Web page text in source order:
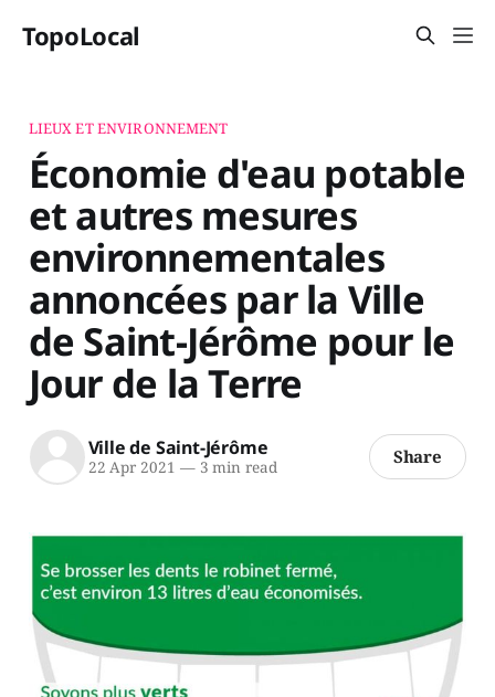
TopoLocal
LIEUX ET ENVIRONNEMENT
Économie d'eau potable
et autres mesures
environnementales
annoncées par la Ville
de Saint-Jérôme pour le
Jour de la Terre
Ville de Saint-Jérôme
22 Apr 2021 —3 min read Share